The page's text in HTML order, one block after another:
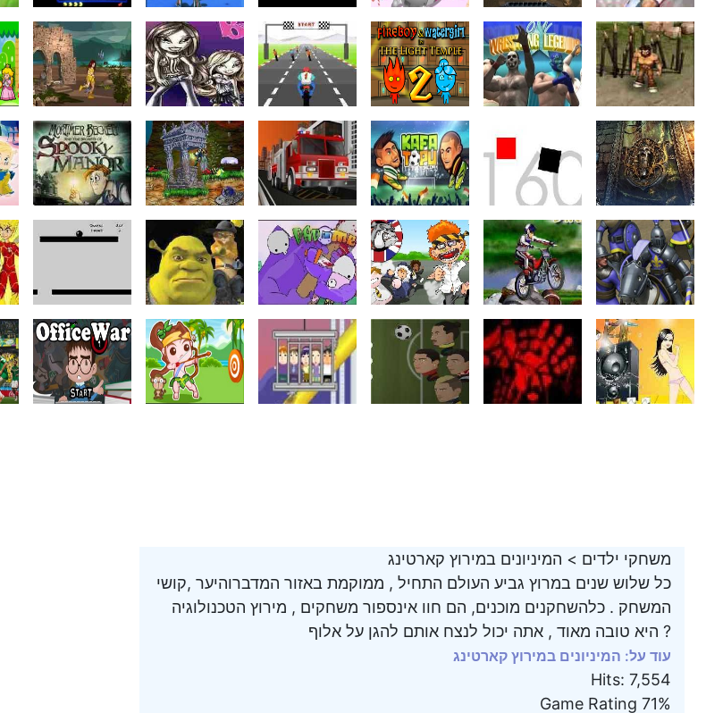
משחקי ילדים > המיניונים במירוץ קארטינג
כל שלוש שנים במרוץ גביע העולם התחיל , ממוקמת באזור המדברוהיער ,קושי
המשחק . כלהשחקנים מוכנים, הם חוו אינספור משחקים , מירוץ הטכנולוגיה
היא טובה מאוד , אתה יכול לנצח אותם להגן על אלוף ?
עוד על: המיניונים במירוץ קארטינג
Hits: 7,554
Game Rating 71%